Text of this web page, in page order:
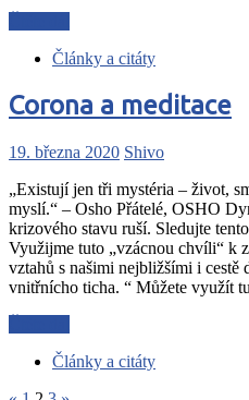
Články a citáty
Corona a meditace
19. března 2020 Shivo
„Existují jen tři mystéria – život,
myslí.“ – Osho Přátelé, OSHO
krizového stavu ruší. Sledujte
Využijme tuto „vzácnou chvíli“ k
vztahů s našimi nejbližšími i cestě
vnitřnícho ticha. “ Můžete využít
Články a citáty